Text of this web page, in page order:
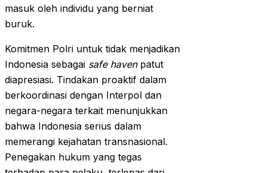
masuk oleh individu yang berniat
buruk.
Komitmen Polri untuk tidak menjadikan
Indonesia sebagai safe havenpatut
diapresiasi. Tindakan proaktif dalam
berkoordinasi dengan Interpol dan
negara-negara terkait menunjukkan
bahwa Indonesia serius dalam
memerangi kejahatan transnasional.
Penegakan hukum yang tegas